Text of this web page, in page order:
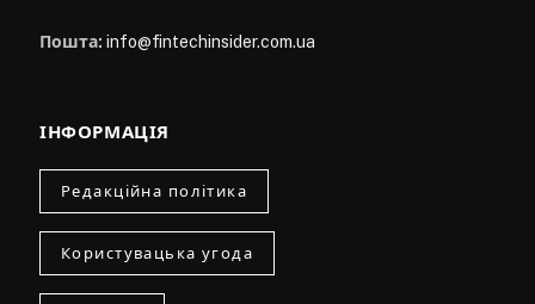
Пошта: info@fintechinsider.com.ua
ІНФОРМАЦІЯ
Редакційна політика
Користувацька угода